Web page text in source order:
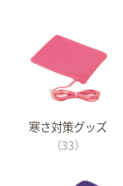
寒さ対策グッズ
（33）